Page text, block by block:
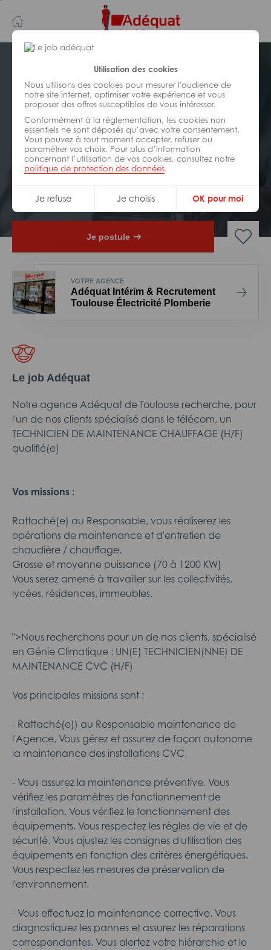
Utilisation des cookies
Nous utilisons des cookies pour mesurer l'audience de
notre site internet, optimiser votre expérience et vous
proposer des offres susceptibles de vous intéresser.
Conformément à la réglementation, les cookies non
essentiels ne sont déposés qu’avec votre consentement.
Vous pouvez à tout moment accepter, refuser ou
paramétrer vos choix. Pour plus d’information
concernant l’utilisation de vos cookies, consultez notre
politique de protection des données.
Je refuse Je choisis OK pour moi
au
contenu
principal
navigation
INDUSTRIE/FABRICATION/
TRANSFORMATION
Réf : 059-237800
Technicien de maintenance cvc
H/F
Je postule
VOTRE AGENCE
Adéquat Intérim & Recrutement
Toulouse Électricité Plomberie
Le job Adéquat
Notre agence Adéquat de Toulouse recherche, pour
l'un de nos clients spécialisé dans le télécom, un
TECHNICIEN DE MAINTENANCE CHAUFFAGE (H/F)
qualifié(e)
Vos missions :
Rattaché(e) au Responsable, vous réaliserez les
opérations de maintenance et d'entretien de
chaudière / chauffage.
Grosse et moyenne puissance (70 à 1200 KW)
Vous serez amené à travailler sur les collectivités,
lycées, résidences, immeubles.
">Nous recherchons pour un de nos clients, spécialisé
en Génie Climatique : UN(E) TECHNICIEN(NNE) DE
MAINTENANCE CVC (H/F)
Vos principales missions sont :
- Rattaché(e)) au Responsable maintenance de
l'Agence, Vous gérez et assurez de façon autonome
la maintenance des installations CVC.
- Vous assurez la maintenance préventive. Vous
vérifiez les paramètres de fonctionnement de
l'installation. Vous vérifiez le fonctionnement des
équipements. Vous respectez les règles de vie et de
sécurité. Vous ajustez les consignes d'utilisation des
équipements en fonction des critères énergétiques.
Vous respectez les mesures de préservation de
l'environnement.
- Vous effectuez la maintenance corrective. Vous
diagnostiquez les pannes et assurez les réparations
correspondantes. Vous alertez votre hiérarchie et le